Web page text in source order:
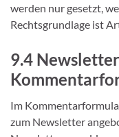
werden nur gesetzt,
Rechtsgrundlage ist
9.4
Im
zum Newsletter